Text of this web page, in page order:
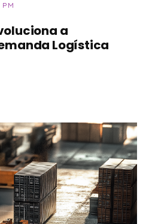
a
Logística